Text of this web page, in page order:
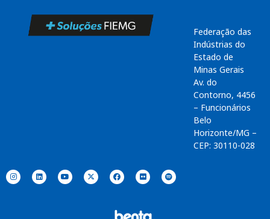
Federação das
Indústrias do
Estado de
Minas Gerais
Av. do
Contorno, 4456
– Funcionários
Belo
Horizonte/MG –
CEP: 30110-028